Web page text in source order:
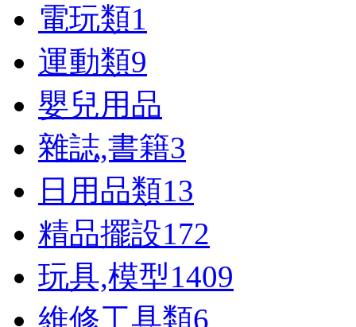
電玩類1
運動類9
嬰兒用品
雜誌,書籍3
日用品類13
精品擺設172
玩具,模型1409
維修工具類6